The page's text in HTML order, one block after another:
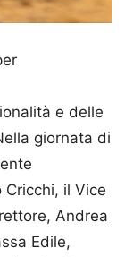
e delle
giornata di
Cricchi, il Vice
Andrea
Edile,